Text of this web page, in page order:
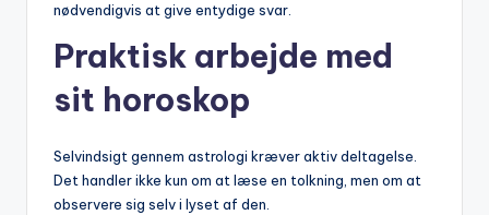
nødvendigvis at give entydige svar.
Praktisk arbejde med
sit horoskop
Selvindsigt gennem astrologi kræver aktiv deltagelse.
Det handler ikke kun om at læse en tolkning, men om at
observere sig selv i lyset af den.